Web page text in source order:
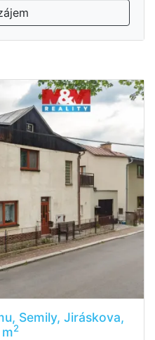
Semily, Jiráskova,
2